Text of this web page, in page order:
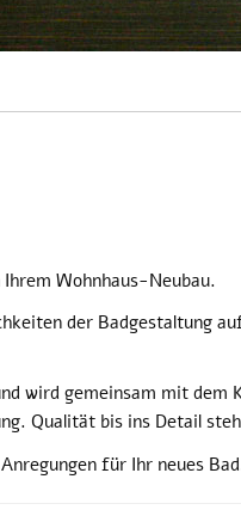
Wohnhaus-Neubau.
der Badgestaltung
wird gemeinsam mit dem
Qualität bis ins Detail
für Ihr neues